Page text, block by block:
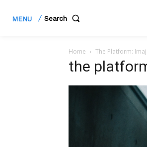
MENU Search
Home The Platform:
the